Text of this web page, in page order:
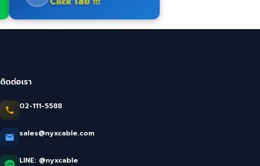
ติดต่อเรา
02-111-5588
sales@nyxcable.com
LINE: @nyxcable